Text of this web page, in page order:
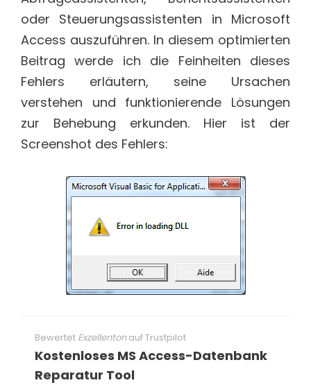
oder Steuerungsassistenten in Microsoft
Access auszuführen. In diesem optimierten
Beitrag werde ich die Feinheiten dieses
Fehlers erläutern, seine Ursachen
verstehen und funktionierende Lösungen
zur Behebung erkunden. Hier ist der
Screenshot des Fehlers:
Bewertet ExzellentonaufTrustpilot
Kostenloses MS Access-Datenbank
Reparatur Tool